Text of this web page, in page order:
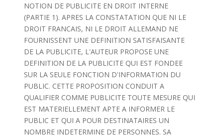
NOTION DE PUBLICITE EN DROIT INTERNE
(PARTIE 1). APRES LA CONSTATATION QUE NI LE
DROIT FRANCAIS, NI LE DROIT ALLEMAND NE
FOURNISSENT UNE DEFINITION SATISFAISANTE
DE LA PUBLICITE, L'AUTEUR PROPOSE UNE
DEFINITION DE LA PUBLICITE QUI EST FONDEE
SUR LA SEULE FONCTION D'INFORMATION DU
PUBLIC. CETTE PROPOSITION CONDUIT A
QUALIFIER COMME PUBLICITE TOUTE MESURE QUI
EST MATERIELLEMENT APTE A INFORMER LE
PUBLIC ET QUI A POUR DESTINATAIRES UN
NOMBRE INDETERMINE DE PERSONNES. SA